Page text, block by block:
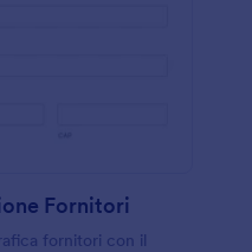
Fornitori
fornitori con il